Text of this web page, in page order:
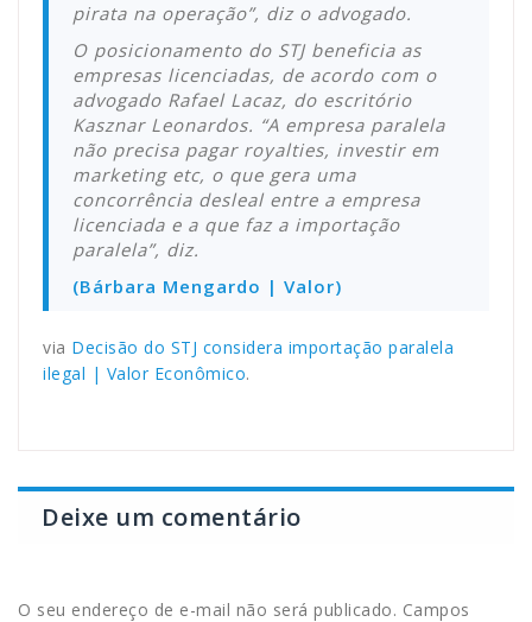
pirata na operação”, diz o advogado.
O posicionamento do STJ beneficia as
empresas licenciadas, de acordo com o
advogado Rafael Lacaz, do escritório
Kasznar Leonardos. “A empresa paralela
não precisa pagar royalties, investir em
marketing etc, o que gera uma
concorrência desleal entre a empresa
licenciada e a que faz a importação
paralela”, diz.
(Bárbara Mengardo | Valor)
via Decisão do STJ considera importação paralela
ilegal | Valor Econômico.
Deixe um comentário
O seu endereço de e-mail não será publicado. Campos